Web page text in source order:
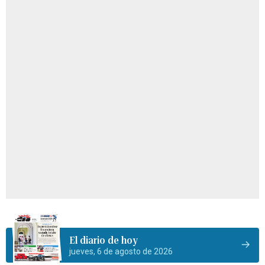
El diario de hoy
jueves, 6 de agosto de 2026